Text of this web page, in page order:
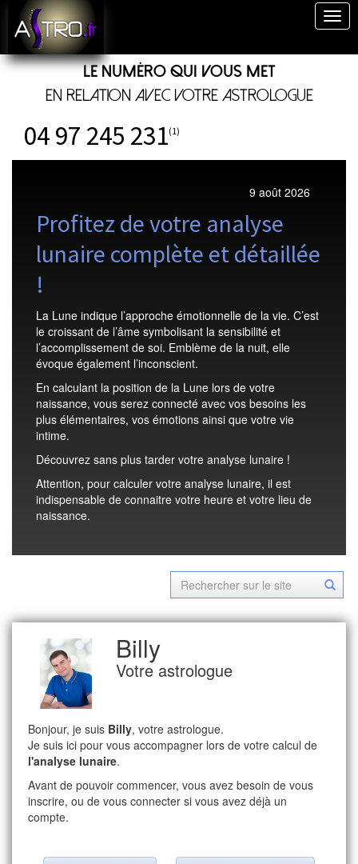
Le numéro qui vous met
en relation avec votre astrologue
04 97 245 231(1)
9 août 2026
Profitez de votre analyse
lunaire complète et détaillée
!
La Lune indique l’approche émotionnelle de la vie. C’est
le croissant de l’âme symbolisant la sensibilité et
l’accomplissement de soi. Emblème de la nuit, elle
évoque également l’inconscient.
En calculant la position de la Lune lors de votre
naissance, vous serez connecté avec vos besoins les
plus élémentaires, vos émotions ainsi que votre vie
intime.
Découvrez sans plus tarder votre analyse lunaire !
Attention, pour calculer votre analyse lunaire, il est
indispensable de connaitre votre heure et votre lieu de
naissance.
Billy
Votre astrologue
Bonjour, je suis Billy, votre astrologue.
Je suis ici pour vous accompagner lors de votre calcul de
l'analyse lunaire.
Avant de pouvoir commencer, vous avez besoin de vous
inscrire, ou de vous connecter si vous avez déjà un
compte.